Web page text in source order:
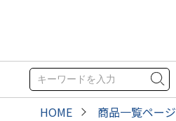
HOME 商品一覧ページ